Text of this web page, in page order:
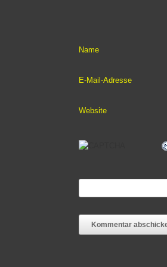
Name
E-Mail-Adresse
Website